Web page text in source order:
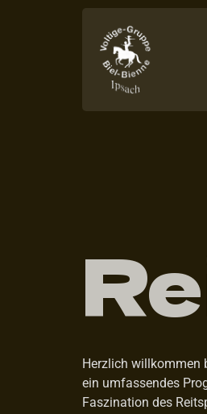
Herzlich willkommen
ein umfassendes
Faszination des